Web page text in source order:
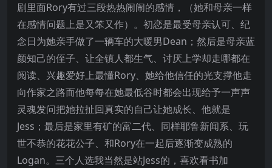
剧里面Rory有过三段热热闹闹的感情，（她和母亲一样
在感情问题上是又笨又作）。初恋是最受母亲认可、纪
念日为她亲手做了一辆车的大暖男Dean；然后是母亲蓝
颜知己的侄子、让全镇人都生气、讨厌上学却走哪都在
阅读、兴趣爱好上最懂Rory、她给他信任的光支撑他走
向作家之路而他每每在她最低谷时都会出现给予一声声
灵魂发问把她拉扯回真实的自己让她成长、他就是
Jess；最后是家里有矿的富二代、同样耶鲁新闻系、玩
世不恭的花花公子、和Rory在一起后逐渐变成熟的
Logan。三个人选我当然是站Jess的，喜欢看书加